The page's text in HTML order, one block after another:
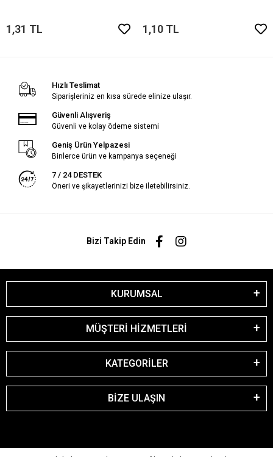
1,31 TL 1,10 TL
Hızlı Teslimat
Siparişleriniz en kısa sürede elinize ulaşır.
Güvenli Alışveriş
Güvenli ve kolay ödeme sistemi
Geniş Ürün Yelpazesi
Binlerce ürün ve kampanya seçeneği
7 / 24 DESTEK
Öneri ve şikayetlerinizi bize iletebilirsiniz.
Bizi Takip Edin
KURUMSAL
MÜŞTERİ HİZMETLERİ
KATEGORİLER
BİZE ULAŞIN